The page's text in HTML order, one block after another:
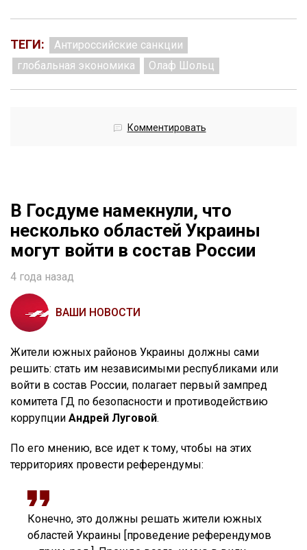
ТЕГИ:
Антироссийские санкции
глобальная экономика
Олаф Шольц
Комментировать
В Госдуме намекнули, что
несколько областей Украины
могут войти в состав России
4 года назад
ВАШИ НОВОСТИ
Жители южных районов Украины должны сами
решить: стать им независимыми республиками или
войти в состав России, полагает первый зампред
комитета ГД по безопасности и противодействию
коррупции Андрей Луговой.
По его мнению, все идет к тому, чтобы на этих
территориях провести референдумы:
Конечно, это должны решать жители южных
областей Украины [проведение референдумов